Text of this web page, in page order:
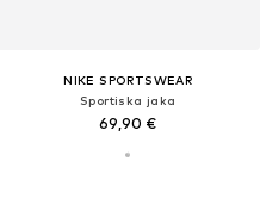
NIKE SPORTSWEAR
Sportiska jaka
69,90 €